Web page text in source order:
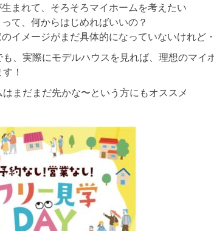
まれて、そろそろマイホームを考えたい
て、何からはじめればいいの？
イメージがまだ具体的になっていないけれど
も、実際にモデルハウスを見れば、理想のマイ
！
まだまだ先かな〜という方にもオススメ